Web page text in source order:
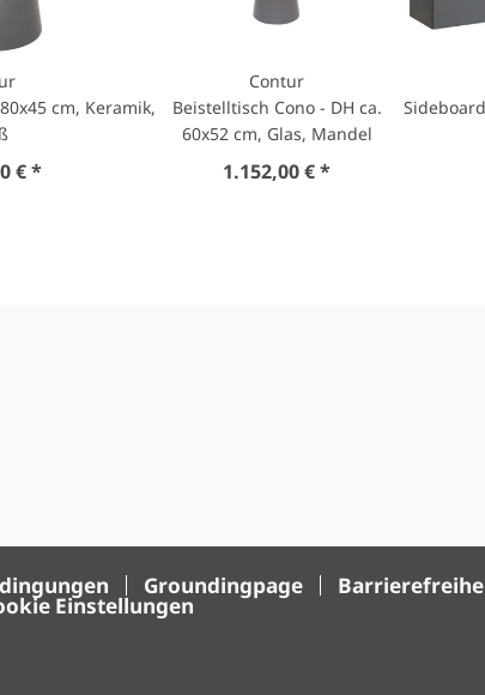
cm, Keramik,
€ *
Contur
Beistelltisch Cono - DH ca.
60x52 cm, Glas, Mandel
1.152,00 € *
Groundingpage
Einstellungen